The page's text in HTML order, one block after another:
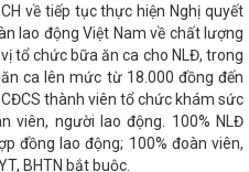
chính sách xanh của
Hội chợ Mùa Thu mở cơ hội
toàn diện tại các Công
về chuyển đổi số lĩnh
quản lý chợ có hiệu lực thi
phẩm OCOP Hà Tĩnh
Tăng cường kết nối cung
Tĩnh)
Khởi công 2 dự án
về tiếp tục thực hiện Nghị quyết
lao động Việt Nam về chất lượng
tổ chức bữa ăn ca cho NLĐ, trong
ca lên mức từ 18.000 đồng đến
thành viên tổ chức khám sức
viên, người lao động. 100% NLĐ
đồng lao động; 100% đoàn viên,
BHTN bắt buộc.